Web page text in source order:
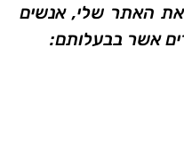
האתר שלי, אנשים
אשר בבעלותם: